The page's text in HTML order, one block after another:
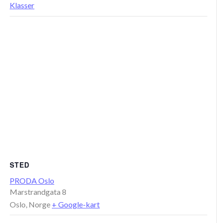
Klasser
STED
PRODA Oslo
Marstrandgata 8
Oslo, Norge + Google-kart